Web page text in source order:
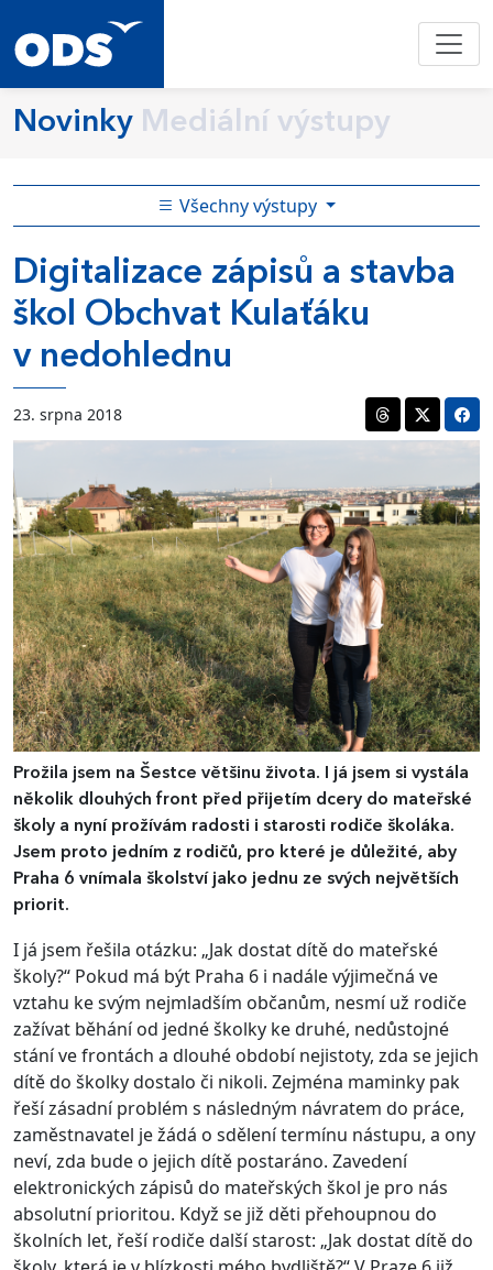
Novinky Mediální výstupy
Všechny výstupy
Digitalizace zápisů a stavba
škol Obchvat Kulaťáku
v nedohlednu
23. srpna 2018
Prožila jsem na Šestce většinu života. I já jsem si vystála
několik dlouhých front před přijetím dcery do mateřské
školy a nyní prožívám radosti i starosti rodiče školáka.
Jsem proto jedním z rodičů, pro které je důležité, aby
Praha 6 vnímala školství jako jednu ze svých největších
priorit.
I já jsem řešila otázku: „Jak dostat dítě do mateřské
školy?“ Pokud má být Praha 6 i nadále výjimečná ve
vztahu ke svým nejmladším občanům, nesmí už rodiče
zažívat běhání od jedné školky ke druhé, nedůstojné
stání ve frontách a dlouhé období nejistoty, zda se jejich
dítě do školky dostalo či nikoli. Zejména maminky pak
řeší zásadní problém s následným návratem do práce,
zaměstnavatel je žádá o sdělení termínu nástupu, a ony
neví, zda bude o jejich dítě postaráno. Zavedení
elektronických zápisů do mateřských škol je pro nás
absolutní prioritou. Když se již děti přehoupnou do
školních let, řeší rodiče další starost: „Jak dostat dítě do